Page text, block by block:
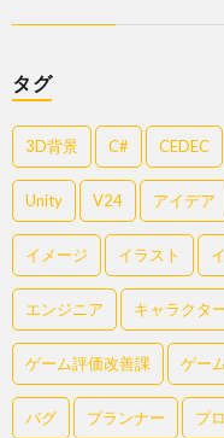
タグ
3D背景 C# CEDEC
Unity V24 アイデア
イメージ イラスト
エンジニア キャラクタ
ゲーム評価改善課 ゲー
バグ プランナー プ